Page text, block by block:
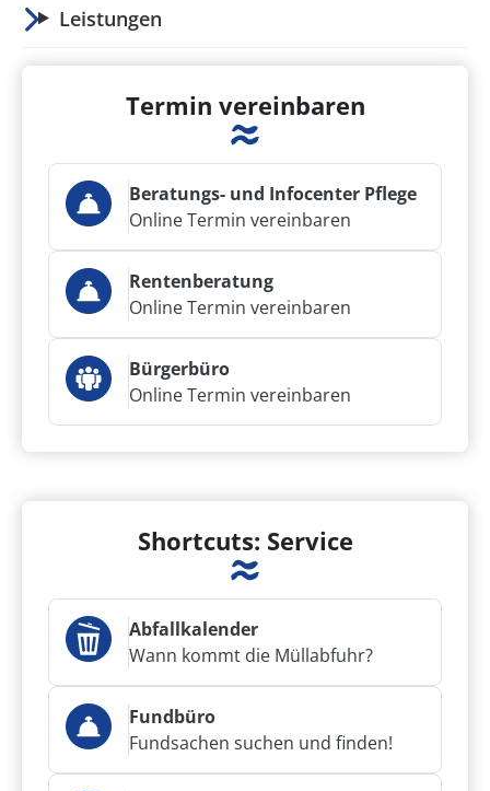
Leistungen
Termin vereinbaren
Beratungs- und Infocenter Pflege
Online Termin vereinbaren
Rentenberatung
Online Termin vereinbaren
Bürgerbüro
Online Termin vereinbaren
Shortcuts: Service
Abfallkalender
Wann kommt die Müllabfuhr?
Fundbüro
Fundsachen suchen und finden!